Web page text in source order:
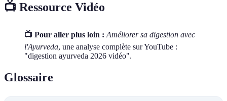
📺 Ressource Vidéo
📺 Pour aller plus loin : Améliorer sa digestion avec
l'Ayurveda, une analyse complète sur YouTube :
"digestion ayurveda 2026 vidéo".
Glossaire